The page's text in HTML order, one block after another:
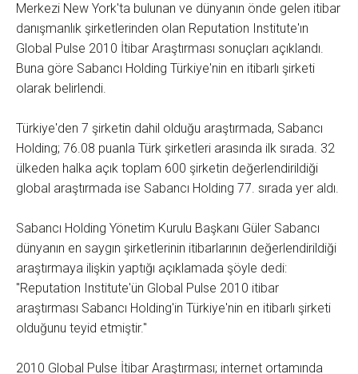
Merkezi New York'ta bulunan ve dünyanın önde gelen itibar
danışmanlık şirketlerinden olan Reputation Institute'ın
Global Pulse 2010 İtibar Araştırması sonuçları açıklandı.
Buna göre Sabancı Holding Türkiye'nin en itibarlı şirketi
olarak belirlendi.
Türkiye'den 7 şirketin dahil olduğu araştırmada, Sabancı
Holding; 76.08 puanla Türk şirketleri arasında ilk sırada. 32
ülkeden halka açık toplam 600 şirketin değerlendirildiği
global araştırmada ise Sabancı Holding 77. sırada yer aldı.
Sabancı Holding Yönetim Kurulu Başkanı Güler Sabancı
dünyanın en saygın şirketlerinin itibarlarının değerlendirildiği
araştırmaya ilişkin yaptığı açıklamada şöyle dedi:
"Reputation Institute'ün Global Pulse 2010 itibar
araştırması Sabancı Holding'in Türkiye'nin en itibarlı şirketi
olduğunu teyid etmiştir."
2010 Global Pulse İtibar Araştırması; internet ortamında